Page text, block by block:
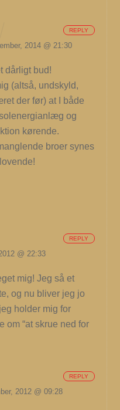
2014 @ 21:30
dårligt bud!
(altså, undskyld,
der før) at I både
og
kørende.
broer synes
REPLY
@ 22:33
mig! Jeg så et
og nu bliver jeg jo
holder mig for
om “at skrue ned for
REPLY
2012 @ 09:28
REPLY